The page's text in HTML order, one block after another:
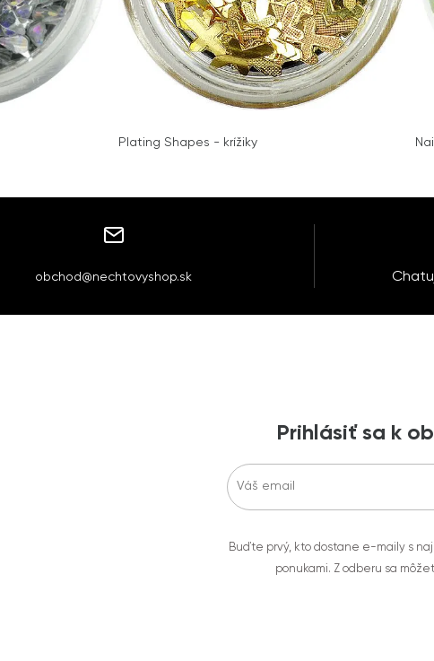
Plating Shapes - krížiky
obchod@nechtovyshop.sk
Prihlásiť sa k
Buďte prvý, kto dostane e-maily s
ponukami. Z odberu sa